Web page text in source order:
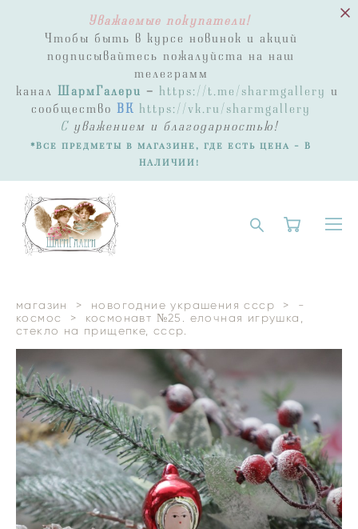
Уважаемые покупатели!
Чтобы быть в курсе новинок и акций
подписывайтесь пожалуйста на наш
телеграмм
канал ШармГалери - https://t.me/sharmgallery и
сообщество ВК https://vk.ru/sharmgallery
Суважением и благодарностью!
*Все предметы в магазине, где есть цена - В
НАЛИЧИИ!
магазин > новогодние украшения ссср >
-
космос
>
космонавт №25. елочная игрушка,
стекло на прищепке, ссср.